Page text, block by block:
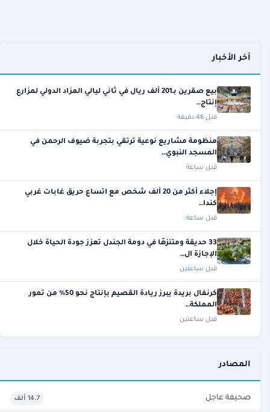
آخر الأخبار
بيع صقرين بـ201 ألف ريال في ثاني ليالي المزاد الدولي لمزارع
إنتاج…
قبل 46 دقيقة
منظومة مشاريع نوعية ترتقي بتجربة ضيوف الرحمن في
المسجد النبوي…
قبل ساعة
إجلاء أكثر من 20 ألف شخص مع اتساع حريق غابات غربي
كندا…
قبل ساعة
33 حديقة ومتنزهًا في دومة الجندل تعزز جودة الحياة خلال
الإجازة ال…
قبل ساعتين
كرنفال بريدة يبرز ريادة القصيم بإنتاج نحو 50% من تمور
المملكة…
قبل ساعتين
المصادر
صحيفة عاجل 14.7 ألف